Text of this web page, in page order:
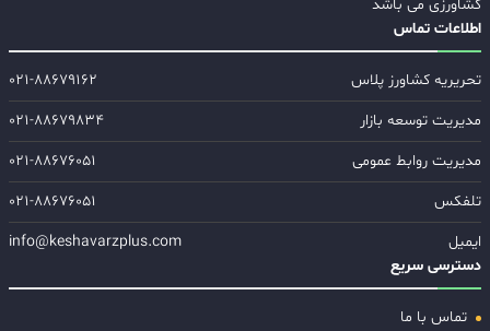
کشاورزی می باشد
اطلاعات تماس
تحریریه کشاورز پلاس
۰۲۱-۸۸۶۷۹۱۶۲
مدیریت توسعه بازار
۰۲۱-۸۸۶۷۹۸۳۴
مدیریت روابط عمومی
۰۲۱-۸۸۶۷۶۰۵۱
تلفکس
۰۲۱-۸۸۶۷۶۰۵۱
ایمیل
info@keshavarzplus.com
دسترسی سریع
تماس با ما